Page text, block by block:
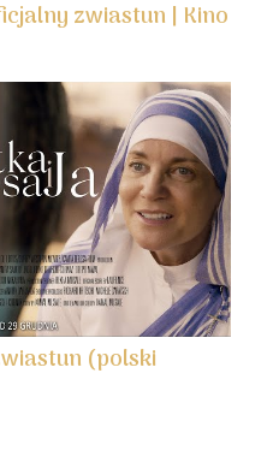
zwiastun | Kino
(polski